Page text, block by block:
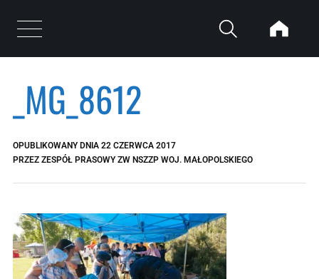
Otwórz menu
_MG_8612
OPUBLIKOWANY DNIA 22 CZERWCA 2017
PRZEZ ZESPÓŁ PRASOWY ZW NSZZP WOJ. MAŁOPOLSKIEGO